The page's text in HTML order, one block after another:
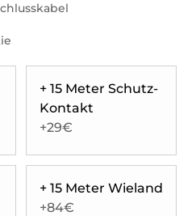
+ 15 Meter Schutz-
Kontakt
+29€
+ 15 Meter Wieland
+84€